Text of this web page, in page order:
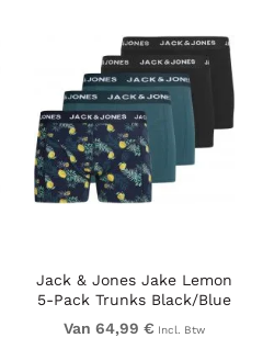
Jack & Jones Jake Lemon
5-Pack Trunks Black/Blue
Van 64,99 € Incl. Btw